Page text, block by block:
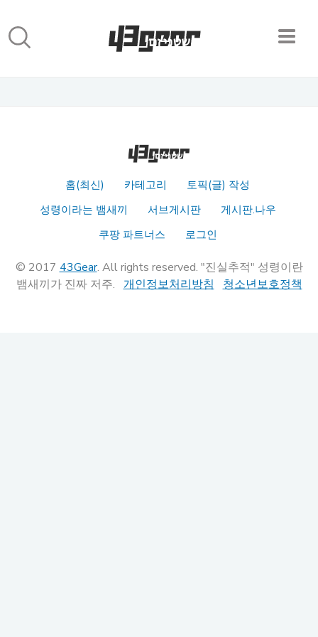
홈(최신) 카테고리
토픽(글) 작성
성령이라는 뱀새끼
서브게시판
게시판.나우
쿠팡 파트너스
로그인
© 2017 43Gear. All rights reserved. "진실추적" 성령이란
뱀새끼가 진짜 저주. 개인정보처리방침 청소년보호정책